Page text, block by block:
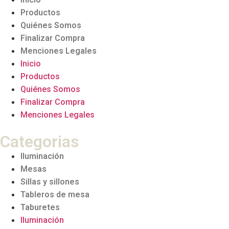
Productos
Quiénes Somos
Finalizar Compra
Menciones Legales
Inicio
Productos
Quiénes Somos
Finalizar Compra
Menciones Legales
Categorias
Iluminación
Mesas
Sillas y sillones
Tableros de mesa
Taburetes
Iluminación